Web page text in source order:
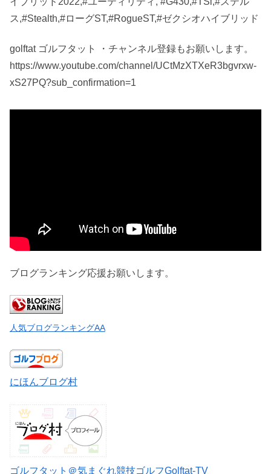
ス,#Stealth,#ローグST,#RogueST,#ゼクシオハイブリッド
golftat ゴルフタット ・チャンネル登録もお願いします。
https://www.youtube.com/channel/UCtMzXTXeR3bgvrxw-
xS27PQ?sub_confirmation=1
ブログランキング応援お願いします。
人気ブログランキングAA
にほんブログ村
ゴルフタット＠気まぐれ競技ゴルフGolftat-TV